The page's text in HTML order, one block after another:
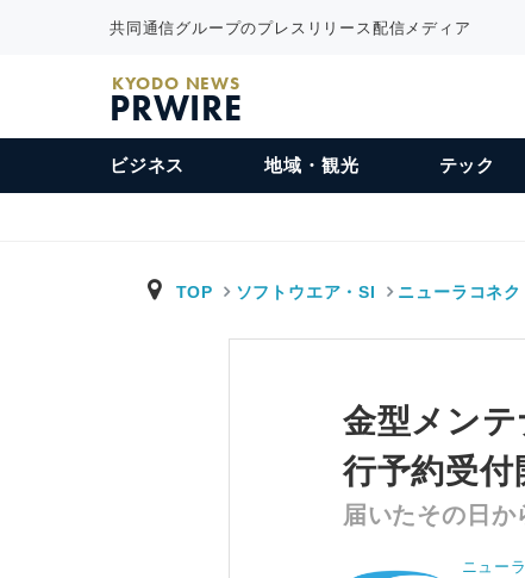
共同通信グループのプレスリリース配信メディア
KYODO NEWS
PRWIRE
ビジネス 地域・観光 テック
TOP ソフトウエア・SI ニューラコネク
金型メン
行予約受
届いたその日
ニュー